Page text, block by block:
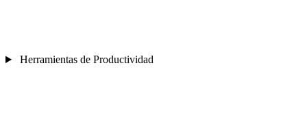
Herramientas de Productividad